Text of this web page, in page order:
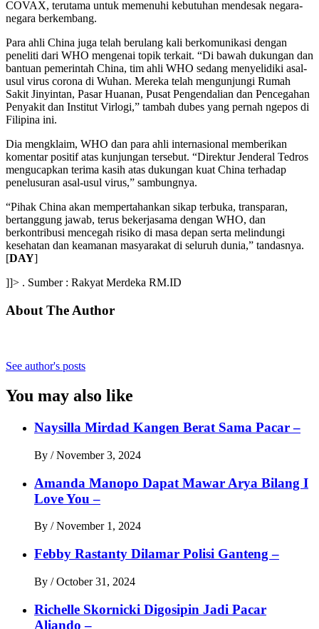
COVAX, terutama untuk memenuhi kebutuhan mendesak negara-
negara berkembang.
Para ahli China juga telah berulang kali berkomunikasi dengan
peneliti dari WHO mengenai topik terkait. “Di bawah dukungan dan
bantuan pemerintah China, tim ahli WHO sedang menyelidiki asal-
usul virus corona di Wuhan. Mereka telah mengunjungi Rumah
Sakit Jinyintan, Pasar Huanan, Pusat Pengendalian dan Pencegahan
Penyakit dan Institut Virlogi,” tambah dubes yang pernah ngepos di
Filipina ini.
Dia mengklaim, WHO dan para ahli internasional memberikan
komentar positif atas kunjungan tersebut. “Direktur Jenderal Tedros
mengucapkan terima kasih atas dukungan kuat China terhadap
penelusuran asal-usul virus,” sambungnya.
“Pihak China akan mempertahankan sikap terbuka, transparan,
bertanggung jawab, terus bekerjasama dengan WHO, dan
berkontribusi mencegah risiko di masa depan serta melindungi
kesehatan dan keamanan masyarakat di seluruh dunia,” tandasnya.
[DAY]
]]> . Sumber : Rakyat Merdeka RM.ID
About The Author
See author's posts
You may also like
Naysilla Mirdad Kangen Berat Sama Pacar –
By / November 3, 2024
Amanda Manopo Dapat Mawar Arya Bilang I
Love You –
By / November 1, 2024
Febby Rastanty Dilamar Polisi Ganteng –
By / October 31, 2024
Richelle Skornicki Digosipin Jadi Pacar
Aliando –